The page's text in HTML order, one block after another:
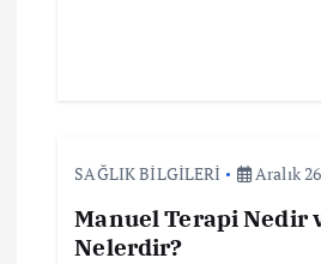
SAĞLIK BİLGİLERİ Aralık
Manuel Terapi Nedir
Nelerdir?